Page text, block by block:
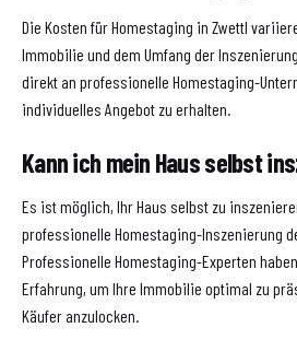
Die Kosten für Homestaging in Zwettl
Immobilie und dem Umfang der
direkt an professionelle Homestaging-
individuelles Angebot zu erhalten.
Kann ich mein Haus selbst
Es ist möglich, Ihr Haus selbst zu
professionelle Homestaging-Inszenierung
Professionelle Homestaging-Experten
Erfahrung, um Ihre Immobilie optimal zu
Käufer anzulocken.